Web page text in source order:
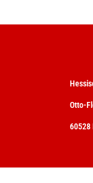
Otto-
60528